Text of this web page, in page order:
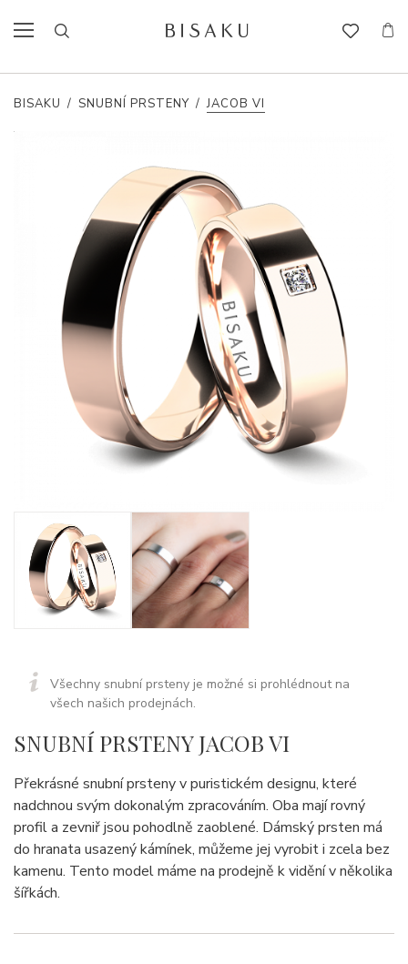
BISAKU / SNUBNÍ PRSTENY / JACOB VI
Všechny snubní prsteny je možné si prohlédnout na
všech našich prodejnách.
SNUBNÍ PRSTENY JACOB VI
Překrásné snubní prsteny v puristickém designu, které
nadchnou svým dokonalým zpracováním. Oba mají rovný
profil a zevniř jsou pohodlně zaoblené. Dámský prsten má
do hranata usazený kámínek, můžeme jej vyrobit i zcela bez
kamenu. Tento model máme na prodejně k vidění v několika
šířkách.